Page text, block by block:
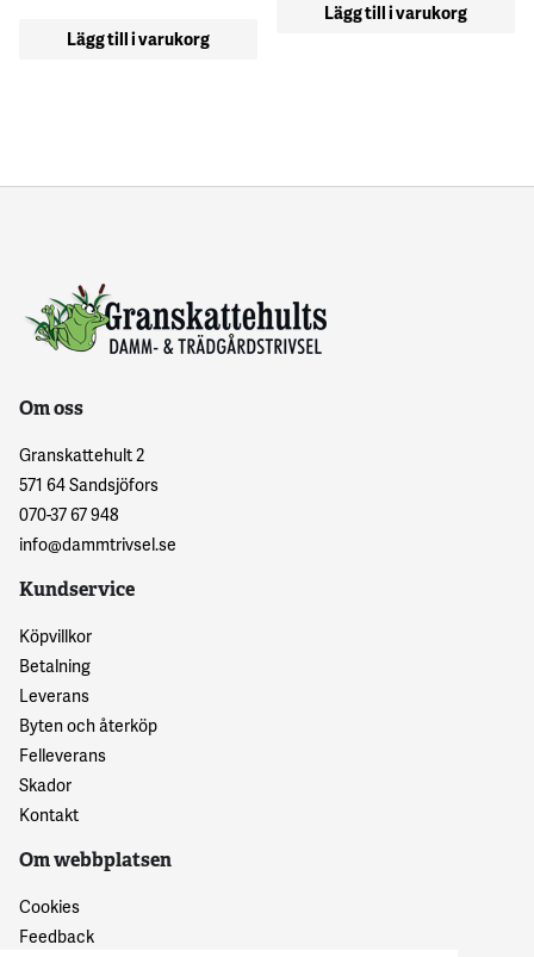
Lägg till i varukorg
Lägg till i varukorg
Om oss
Granskattehult 2
571 64 Sandsjöfors
070-37 67 948
info@dammtrivsel.se
Kundservice
Köpvillkor
Betalning
Leverans
Byten och återköp
Felleverans
Skador
Kontakt
Om webbplatsen
Cookies
Feedback